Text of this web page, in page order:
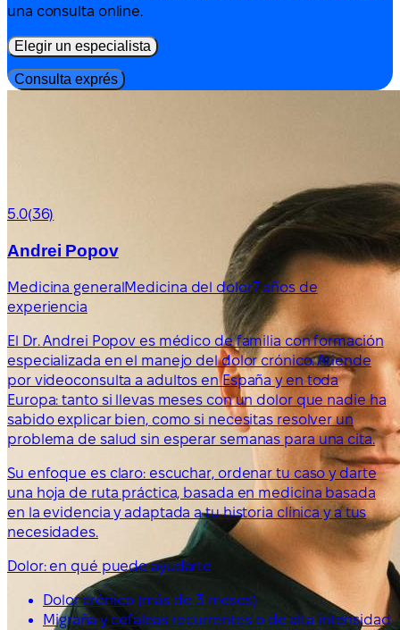
una consulta online.
Elegir un especialista
Consulta exprés
5.0(36)
Andrei Popov
Medicina generalMedicina del dolor7 años de
experiencia
El Dr. Andrei Popov es médico de familia con formación
especializada en el manejo del dolor crónico. Atiende
por videoconsulta a adultos en España y en toda
Europa: tanto si llevas meses con un dolor que nadie ha
sabido explicar bien, como si necesitas resolver un
problema de salud sin esperar semanas para una cita.
Su enfoque es claro: escuchar, ordenar tu caso y darte
una hoja de ruta práctica, basada en medicina basada
en la evidencia y adaptada a tu historia clínica y a tus
necesidades.
Dolor: en qué puede ayudarte
Dolor crónico (más de 3 meses)
Migraña y cefaleas recurrentes o de alta intensidad